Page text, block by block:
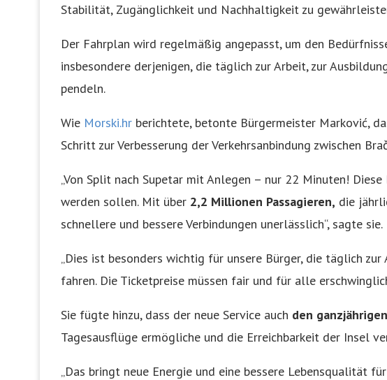
Stabilität, Zugänglichkeit und Nachhaltigkeit zu
Der Fahrplan wird regelmäßig angepasst, um den
insbesondere derjenigen, die täglich zur Arbeit, zur
pendeln.
Wie Morski.hr berichtete, betonte Bürgermeister Marković,
Schritt zur Verbesserung der Verkehrsanbindung zwischen
„Von Split nach Supetar mit Anlegen – nur 22 Minuten!
werden sollen. Mit über 2,2 Millionen Passagieren, die
schnellere und bessere Verbindungen unerlässlich“, sagte sie.
„Dies ist besonders wichtig für unsere Bürger, die täglich
fahren. Die Ticketpreise müssen fair und für alle
Sie fügte hinzu, dass der neue Service auch den
Tagesausflüge ermögliche und die Erreichbarkeit der Insel
„Das bringt neue Energie und eine bessere Lebensqualität